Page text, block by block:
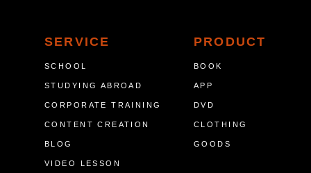
SERVICE
SCHOOL
STUDYING ABROAD
CORPORATE TRAINING
CONTENT CREATION
BLOG
VIDEO LESSON
PRODUCT
BOOK
APP
DVD
CLOTHING
GOODS